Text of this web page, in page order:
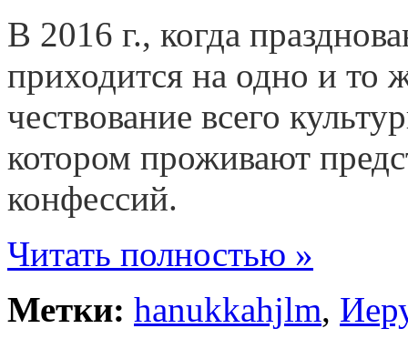
В 2016 г., когда
приходится на одно и то
чествование всего
котором проживают
конфессий.
Читать полностью »
Метки: hanukkahjlm,